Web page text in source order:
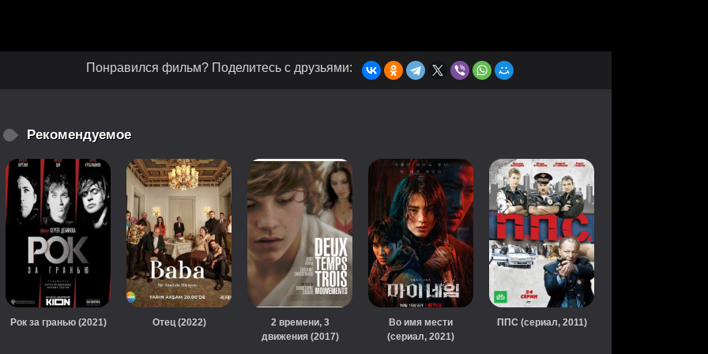
Понравился фильм? Поделитесь с друзьями:
Рекомендуемое
Рок за гранью (2021) Отец (2022)
2 времени, 3
движения (2017)
Во имя мести
(сериал, 2021)
ППС (сериал, 2011)